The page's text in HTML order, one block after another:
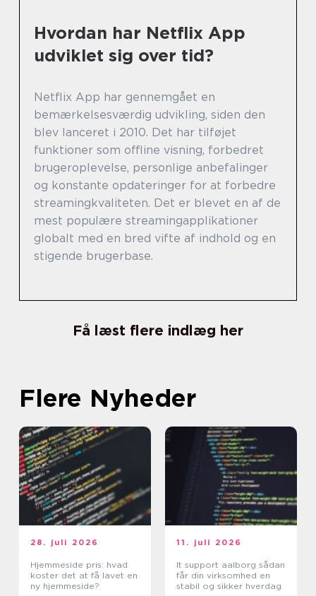
Hvordan har Netflix App
udviklet sig over tid?
Netflix App har gennemgået en
bemærkelsesværdig udvikling, siden den
blev lanceret i 2010. Det har tilføjet
funktioner som offline visning, forbedret
brugeroplevelse, personlige anbefalinger
og konstante opdateringer for at forbedre
streamingkvaliteten. Det er blevet en af de
mest populære streamingapplikationer
globalt med en bred vifte af indhold og en
stigende brugerbase.
Få læst flere indlæg her
Flere Nyheder
28. juli 2026
Hjemmeside pris: hvad
koster det at få lavet en
ny hjemmeside?
11. juli 2026
It support aalborg sådan
får din virksomhed en
stabil og sikker hverdag